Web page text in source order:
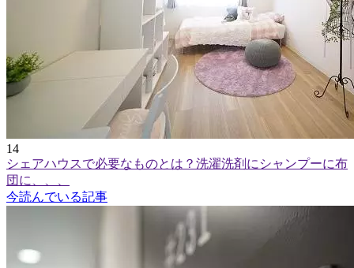
14
シェアハウスで必要なものとは？洗濯洗剤にシャンプーに布
団に、、、
今読んでいる記事